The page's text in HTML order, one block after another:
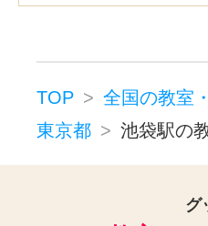
新大塚駅(1)
新線池袋駅(1)
蒲田駅(東京
ジャズピアノ
コンピュータ
作詞・作曲(1)
パーカッショ
ハーモニカ(1)
TOP 全国の教室
東京都
池袋駅の
グ